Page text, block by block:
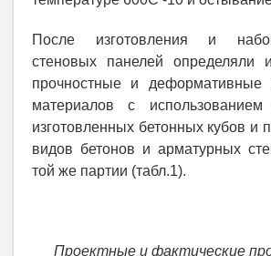
После изготовления и
стеновых панелей определяли
прочностные и деформативные
материалов с использованием
изготовленных бетонных кубов и
видов бетонов и арматурных
той же партии (табл.1).
Проектные и фактические